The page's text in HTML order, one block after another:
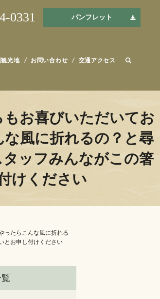
観光地 お問い合わせ 交通アクセス
0331 パンフレット
お喜びいただいてお
風に折れるの？と尋
ッフみんながこの箸
けください
ったらこんな風に折れる
とお申し付けください